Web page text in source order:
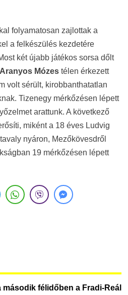
folyamatosan zajlottak a
a felkészülés kezdetére
két újabb játékos sorsa dőlt
Aranyos Mózestélen érkezett
volt sérült, kirobbanthatatlan
Tizenegy mérkőzésen lépett
arattunk. A következő
miként a 18 éves Ludvig
nyáron, Mezőkövesdről
19 mérkőzésen lépett
félidőben a Fradi-Reál